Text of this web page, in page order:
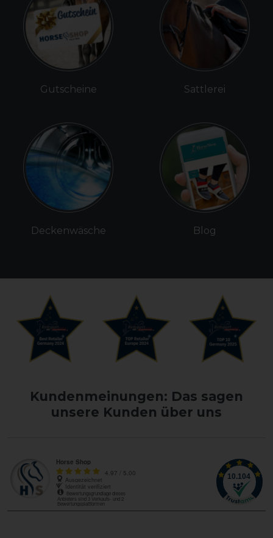
Gutscheine
Deckenwäsche
Sattlerei
Blog
Kundenmeinungen: Das sagen
unsere Kunden über uns